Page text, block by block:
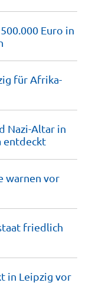
Euro in
für Afrika-
Nazi-Altar in
entdeckt
warnen vor
friedlich
in Leipzig vor